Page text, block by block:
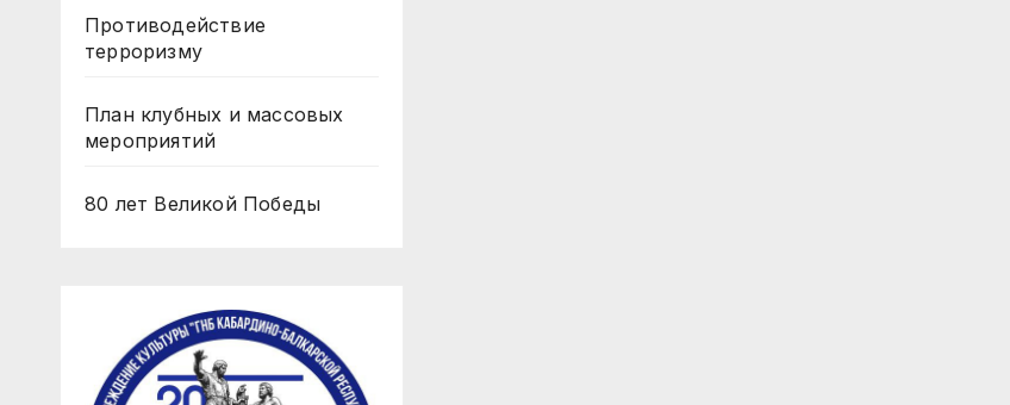
Противодействие
терроризму
План клубных и массовых
мероприятий
80 лет Великой Победы